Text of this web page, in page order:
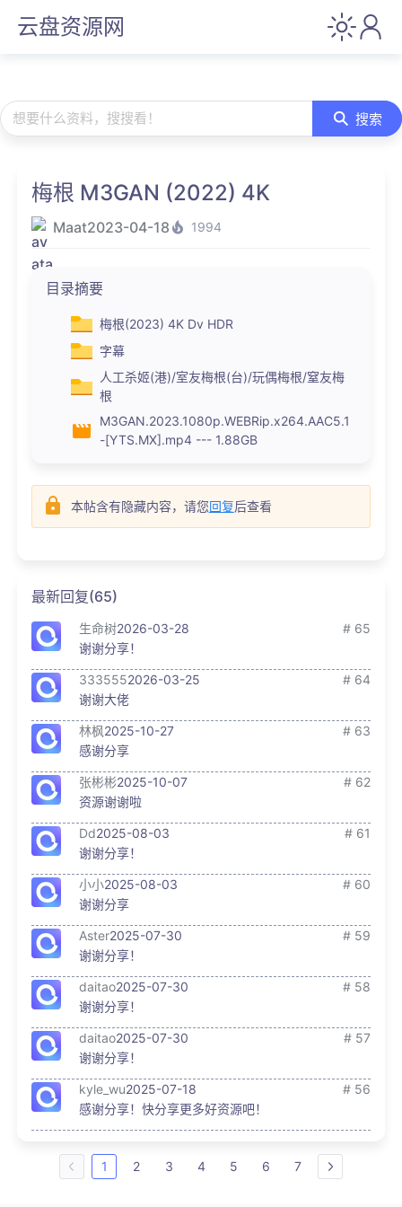
云盘资源网
想要什么资料，搜搜看！ 搜索
梅根 M3GAN (2022) 4K
Maat2023-04-18 1994
目录摘要
梅根(2023) 4K Dv HDR
字幕
人工杀姬(港)/室友梅根(台)/玩偶梅根/窒友梅
根
M3GAN.2023.1080p.WEBRip.x264.AAC5.1
-[YTS.MX].mp4 --- 1.88GB
本帖含有隐藏内容，请您回复后查看
最新回复(65)
生命树2026-03-28
# 65
谢谢分享！
3335552026-03-25
# 64
谢谢大佬
林枫2025-10-27
# 63
感谢分享
张彬彬2025-10-07
# 62
资源谢谢啦
Dd2025-08-03
# 61
谢谢分享！
小小2025-08-03
# 60
谢谢分享
Aster2025-07-30
# 59
谢谢分享！
daitao2025-07-30
# 58
谢谢分享！
daitao2025-07-30
# 57
谢谢分享！
kyle_wu2025-07-18
# 56
感谢分享！快分享更多好资源吧！
1 2 3 4 5 6 7